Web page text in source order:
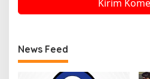
News Feed